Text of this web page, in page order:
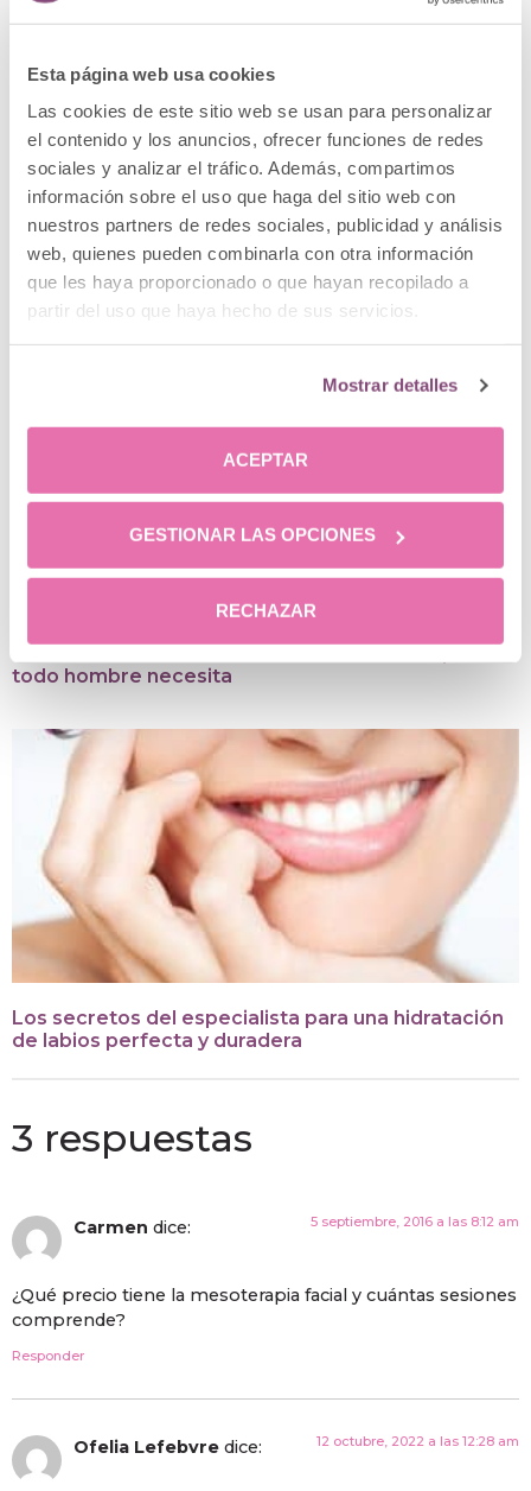
Esta página web usa cookies
Las cookies de este sitio web se usan para personalizar
el contenido y los anuncios, ofrecer funciones de redes
sociales y analizar el tráfico. Además, compartimos
información sobre el uso que haga del sitio web con
nuestros partners de redes sociales, publicidad y análisis
web, quienes pueden combinarla con otra información
que les haya proporcionado o que hayan recopilado a
partir del uso que haya hecho de sus servicios.
Mostrar detalles
ACEPTAR
GESTIONAR LAS OPCIONES
RECHAZAR
Descubre FaceUp, el protocolo de Clínica Menorca,
para tener un rostro rejuvenecido
todo hombre necesita
Los secretos del especialista para una hidratación
de labios perfecta y duradera
3 respuestas
Carmen dice: 5 septiembre, 2016 a las 8:12 am
¿Qué precio tiene la mesoterapia facial y cuántas sesiones
comprende?
Responder
Ofelia Lefebvre dice: 12 octubre, 2022 a las 12:28 am